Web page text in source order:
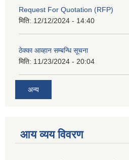
Request For Quotation (RFP)
मिति: 12/12/2024 - 14:40
ठेक्का आव्हान सम्बन्धि सूचना
मिति: 11/23/2024 - 20:04
अन्य
आय व्यय विवरण